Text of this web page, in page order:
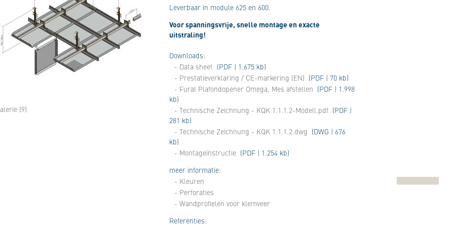
Leverbaar in module 625 en 600.
Voor spanningsvrije, snelle montage en exacte
uitstraling!
Downloads:
- Data sheet (PDF | 1.675 kb)
- Prestatieverklaring / CE-markering (EN) (PDF | 70 kb)
- Fural Plafondopener Omega, Mes afstellen (PDF | 1.998
kb)
- Technische Zeichnung - KQK 1.1.1.2-Modell.pdf (PDF |
281 kb)
- Technische Zeichnung - KQK 1.1.1.2.dwg (DWG | 676
kb)
- Montageïnstructie (PDF | 1.254 kb)
meer informatie:
- Kleuren
- Perforaties
- Wandprofielen voor klemveer
Referenties:
(9)